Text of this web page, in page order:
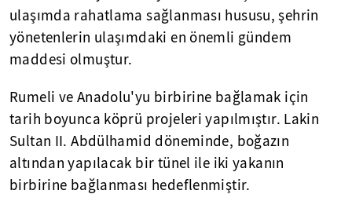
ulaşımda rahatlama sağlanması hususu, şehrin
yönetenlerin ulaşımdaki en önemli gündem
maddesi olmuştur.
Rumeli ve Anadolu'yu birbirine bağlamak için
tarih boyunca köprü projeleri yapılmıştır. Lakin
Sultan II. Abdülhamid döneminde, boğazın
altından yapılacak bir tünel ile iki yakanın
birbirine bağlanması hedeflenmiştir.